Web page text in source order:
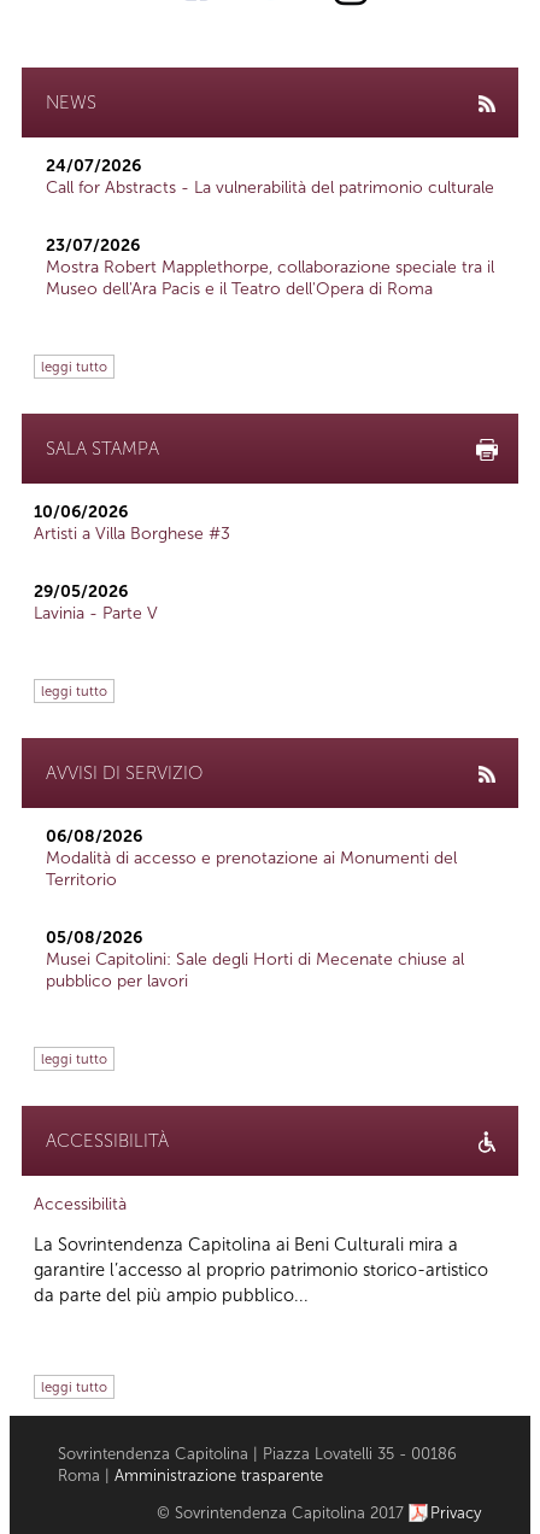
NEWS
24/07/2026
Call for Abstracts - La vulnerabilità del patrimonio culturale
23/07/2026
Mostra Robert Mapplethorpe, collaborazione speciale tra il
Museo dell'Ara Pacis e il Teatro dell'Opera di Roma
leggi tutto
SALA STAMPA
10/06/2026
Artisti a Villa Borghese #3
29/05/2026
Lavinia - Parte V
leggi tutto
AVVISI DI SERVIZIO
06/08/2026
Modalità di accesso e prenotazione ai Monumenti del
Territorio
05/08/2026
Musei Capitolini: Sale degli Horti di Mecenate chiuse al
pubblico per lavori
leggi tutto
ACCESSIBILITÀ
Accessibilità
La Sovrintendenza Capitolina ai Beni Culturali mira a
garantire l’accesso al proprio patrimonio storico-artistico
da parte del più ampio pubblico...
leggi tutto
Sovrintendenza Capitolina | Piazza Lovatelli 35 - 00186
Roma | Amministrazione trasparente
© Sovrintendenza Capitolina 2017 Privacy